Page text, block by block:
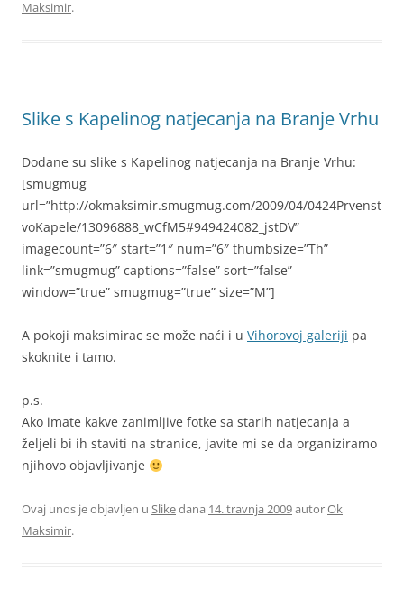
Maksimir.
Slike s Kapelinog natjecanja na Branje Vrhu
Dodane su slike s Kapelinog natjecanja na Branje Vrhu:
[smugmug
url=”http://okmaksimir.smugmug.com/2009/04/0424Prvenst
voKapele/13096888_wCfM5#949424082_jstDV”
imagecount=”6″ start=”1″ num=”6″ thumbsize=”Th”
link=”smugmug” captions=”false” sort=”false”
window=”true” smugmug=”true” size=”M”]
A pokoji maksimirac se može naći i u Vihorovoj galeriji pa
skoknite i tamo.
p.s.
Ako imate kakve zanimljive fotke sa starih natjecanja a
željeli bi ih staviti na stranice, javite mi se da organiziramo
njihovo objavljivanje
Ovaj unos je objavljen u Slikedana 14. travnja 2009autorOk
Maksimir.